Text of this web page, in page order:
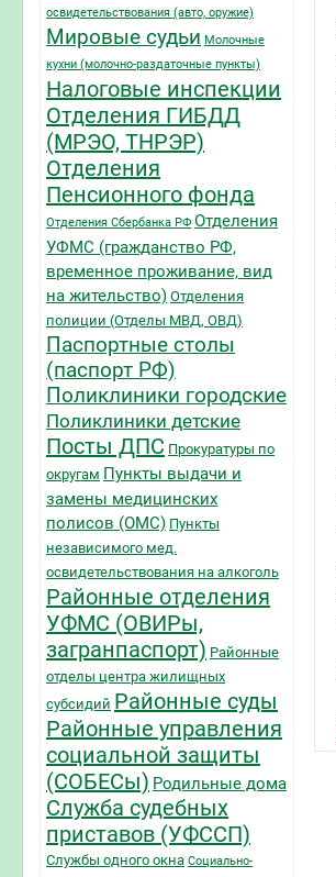
освидетельствования (авто, оружие)
Мировые судьи Молочные
кухни (молочно-раздаточные пункты)
Налоговые инспекции
Отделения ГИБДД
(МРЭО, ТНРЭР)
Отделения
Пенсионного фонда
Отделения Сбербанка РФ Отделения
УФМС (гражданство РФ,
временное проживание, вид
на жительство) Отделения
полиции (Отделы МВД, ОВД)
Паспортные столы
(паспорт РФ)
Поликлиники городские
Поликлиники детские
Посты ДПС Прокуратуры по
округам Пункты выдачи и
замены медицинских
полисов (ОМС) Пункты
независимого мед.
освидетельствования на алкоголь
Районные отделения
УФМС (ОВИРы,
загранпаспорт) Районные
отделы центра жилищных
субсидий Районные суды
Районные управления
социальной защиты
(СОБЕСы) Родильные дома
Служба судебных
приставов (УФССП)
Службы одного окна Социально-